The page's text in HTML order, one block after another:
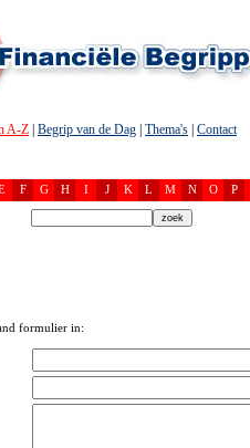
A-Z Begrip van de Dag Thema's Contact
F G H I J K L M N O P
formulier in: